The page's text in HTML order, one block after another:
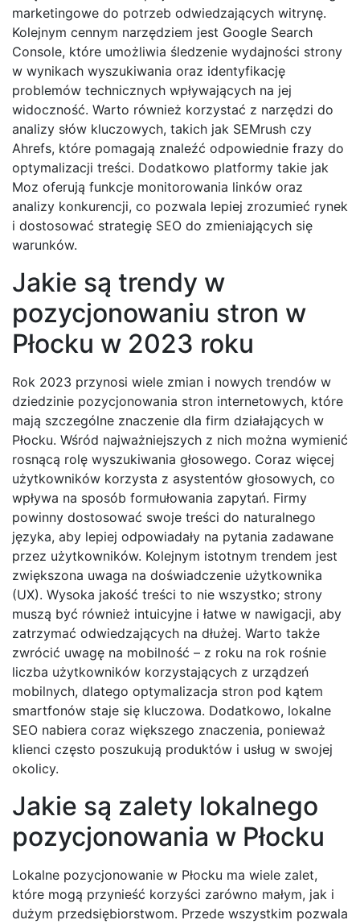
marketingowe do potrzeb odwiedzających witrynę.
Kolejnym cennym narzędziem jest Google Search
Console, które umożliwia śledzenie wydajności strony
w wynikach wyszukiwania oraz identyfikację
problemów technicznych wpływających na jej
widoczność. Warto również korzystać z narzędzi do
analizy słów kluczowych, takich jak SEMrush czy
Ahrefs, które pomagają znaleźć odpowiednie frazy do
optymalizacji treści. Dodatkowo platformy takie jak
Moz oferują funkcje monitorowania linków oraz
analizy konkurencji, co pozwala lepiej zrozumieć rynek
i dostosować strategię SEO do zmieniających się
warunków.
Jakie są trendy w
pozycjonowaniu stron w
Płocku w 2023 roku
Rok 2023 przynosi wiele zmian i nowych trendów w
dziedzinie pozycjonowania stron internetowych, które
mają szczególne znaczenie dla firm działających w
Płocku. Wśród najważniejszych z nich można wymienić
rosnącą rolę wyszukiwania głosowego. Coraz więcej
użytkowników korzysta z asystentów głosowych, co
wpływa na sposób formułowania zapytań. Firmy
powinny dostosować swoje treści do naturalnego
języka, aby lepiej odpowiadały na pytania zadawane
przez użytkowników. Kolejnym istotnym trendem jest
zwiększona uwaga na doświadczenie użytkownika
(UX). Wysoka jakość treści to nie wszystko; strony
muszą być również intuicyjne i łatwe w nawigacji, aby
zatrzymać odwiedzających na dłużej. Warto także
zwrócić uwagę na mobilność – z roku na rok rośnie
liczba użytkowników korzystających z urządzeń
mobilnych, dlatego optymalizacja stron pod kątem
smartfonów staje się kluczowa. Dodatkowo, lokalne
SEO nabiera coraz większego znaczenia, ponieważ
klienci często poszukują produktów i usług w swojej
okolicy.
Jakie są zalety lokalnego
pozycjonowania w Płocku
Lokalne pozycjonowanie w Płocku ma wiele zalet,
które mogą przynieść korzyści zarówno małym, jak i
dużym przedsiębiorstwom. Przede wszystkim pozwala